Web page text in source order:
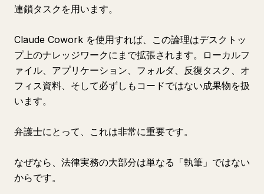
連鎖タスクを用います。
Claude Cowork を使用すれば、この論理はデスクトッ
プ上のナレッジワークにまで拡張されます。ローカルフ
ァイル、アプリケーション、フォルダ、反復タスク、オ
フィス資料、そして必ずしもコードではない成果物を扱
います。
弁護士にとって、これは非常に重要です。
なぜなら、法律実務の大部分は単なる「執筆」ではない
からです。